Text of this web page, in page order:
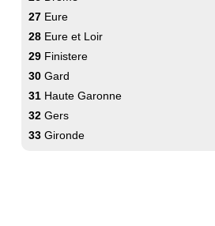
27Eure
28Eure et Loir
29Finistere
30Gard
31Haute Garonne
32Gers
33Gironde